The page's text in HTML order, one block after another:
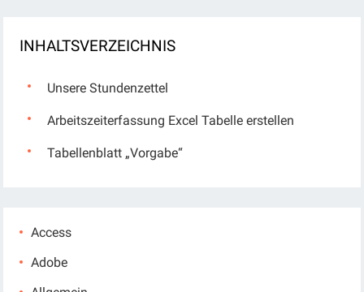
INHALTSVERZEICHNIS
Unsere Stundenzettel
Arbeitszeiterfassung Excel Tabelle erstellen
Tabellenblatt „Vorgabe“
Access
Adobe